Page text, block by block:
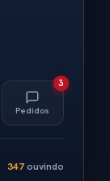
3
Pedidos
347ouvindo